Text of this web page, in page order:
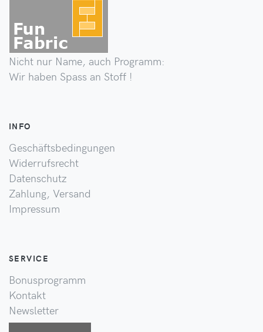
Nicht nur Name, auch Programm:
Wir haben Spass an Stoff !
INFO
Geschäftsbedingungen
Widerrufsrecht
Datenschutz
Zahlung, Versand
Impressum
SERVICE
Bonusprogramm
Kontakt
Newsletter